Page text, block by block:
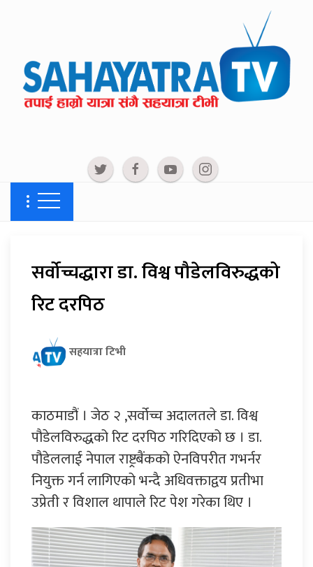
सर्वोच्चद्धारा डा. विश्व पौडेलविरुद्धको
रिट दरपिठ
सहयात्रा टिभी
काठमाडौं । जेठ २ ,सर्वोच्च अदालतले डा. विश्व
पौडेलविरुद्धको रिट दरपिठ गरिदिएको छ । डा.
पौडेललाई नेपाल राष्ट्रबैंकको ऐनविपरीत गभर्नर
नियुक्त गर्न लागिएको भन्दै अधिवक्ताद्वय प्रतीभा
उप्रेती र विशाल थापाले रिट पेश गरेका थिए ।